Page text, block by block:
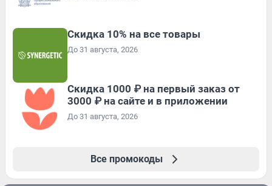
Скидка 10% на все товары
До 31 августа, 2026
Скидка 1000 ₽ на первый заказ от
3000 ₽ на сайте и в приложении
До 31 августа, 2026
Все промокоды